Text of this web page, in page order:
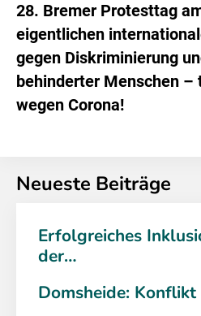
28. Bremer Protesttag
eigentlichen
gegen Diskriminierung
behinderter Menschen –
wegen Corona!
Neueste Beiträge
Erfolgreiches
der…
Domsheide: